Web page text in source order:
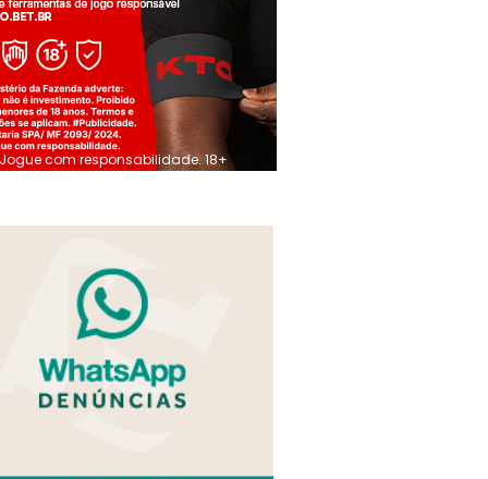
Jogue com responsabilidade. 18+